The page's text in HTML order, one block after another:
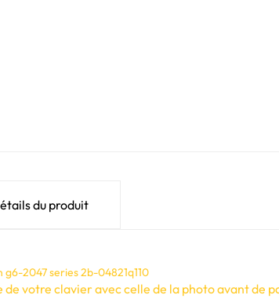
du produit
g6-2047 series 2b-04821q110
votre clavier avec celle de la photo avant de